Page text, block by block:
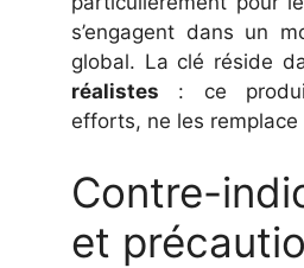
s’engagent dans un
global. La clé réside
réalistes : ce
efforts, ne les remplace
Contre-
et